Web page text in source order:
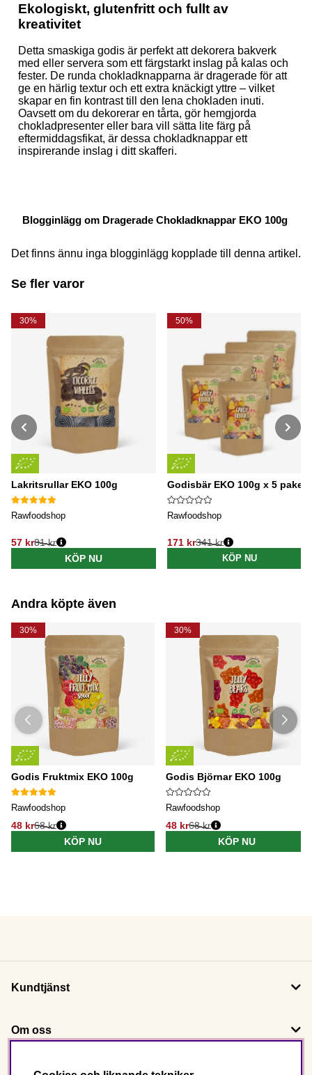
Ekologiskt, glutenfritt och fullt av
kreativitet
Detta smaskiga godis är perfekt att dekorera bakverk
med eller servera som ett färgstarkt inslag på kalas och
fester. De runda chokladknapparna är dragerade för att
ge en härlig textur och ett extra knäckigt yttre – vilket
skapar en fin kontrast till den lena chokladen inuti.
Oavsett om du dekorerar en tårta, gör hemgjorda
chokladpresenter eller bara vill sätta lite färg på
eftermiddagsfikat, är dessa chokladknappar ett
inspirerande inslag i ditt skafferi.
Blogginlägg om Dragerade Chokladknappar EKO 100g
Det finns ännu inga blogginlägg kopplade till denna artikel.
Se fler varor
30%
Lakritsrullar EKO 100g
Rawfoodshop
57 kr
Ordinarie pris:
81 kr
KÖP NU
50%
Godisbär EKO 100g x 5 paket
Rawfoodshop
171 kr
Ordinarie pris:
341 kr
KÖP NU
Andra köpte även
30%
Godis Fruktmix EKO 100g
Rawfoodshop
48 kr68 kr
KÖP NU
30%
Godis Björnar EKO 100g
Rawfoodshop
48 kr68 kr
KÖP NU
Kundtjänst
Om oss
Följ oss